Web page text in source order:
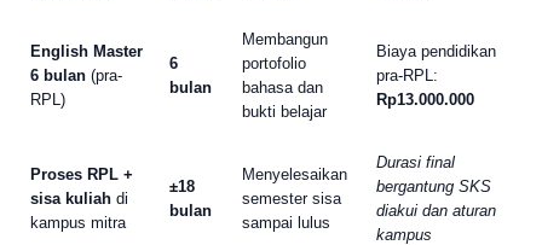
English Master
6 bulan (pra-
RPL)
6
bulan
Membangun
portofolio
bahasa dan
bukti belajar
Biaya pendidikan
pra-RPL:
Rp13.000.000
Proses RPL +
sisa kuliah di
kampus mitra
±18
bulan
Menyelesaikan
semester sisa
sampai lulus
Durasi final
bergantung SKS
diakui dan aturan
kampus